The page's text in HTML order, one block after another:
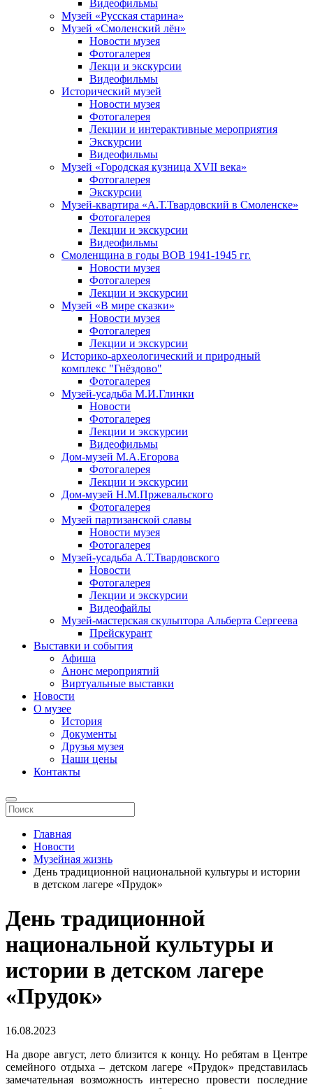
Видеофильмы
Музей «Русская старина»
Музей «Смоленский лён»
Новости музея
Фотогалерея
Лекци и экскурсии
Видеофильмы
Исторический музей
Новости музея
Фотогалерея
Лекции и интерактивные мероприятия
Экскурсии
Видеофильмы
Музей «Городская кузница XVII века»
Фотогалерея
Экскурсии
Музей-квартира «А.Т.Твардовский в Смоленске»
Фотогалерея
Лекции и экскурсии
Видеофильмы
Смоленщина в годы ВОВ 1941-1945 гг.
Новости музея
Фотогалерея
Лекции и экскурсии
Музей «В мире сказки»
Новости музея
Фотогалерея
Лекции и экскурсии
Историко-археологический и природный
комплекс "Гнёздово"
Фотогалерея
Музей-усадьба М.И.Глинки
Новости
Фотогалерея
Лекции и экскурсии
Видеофильмы
Дом-музей М.А.Егорова
Фотогалерея
Лекции и экскурсии
Дом-музей Н.М.Пржевальского
Фотогалерея
Музей партизанской славы
Новости музея
Фотогалерея
Музей-усадьба А.Т.Твардовского
Новости
Фотогалерея
Лекции и экскурсии
Видеофайлы
Музей-мастерская скульптора Альберта Сергеева
Прейскурант
Выставки и события
Афиша
Анонс мероприятий
Виртуальные выставки
Новости
О музее
История
Документы
Друзья музея
Наши цены
Контакты
Главная
Новости
Музейная жизнь
День традиционной национальной культуры и истории
в детском лагере «Прудок»
День традиционной
национальной культуры и
истории в детском лагере
«Прудок»
16.08.2023
На дворе август, лето близится к концу. Но ребятам в Центре
семейного отдыха – детском лагере «Прудок» представилась
замечательная возможность интересно провести последние